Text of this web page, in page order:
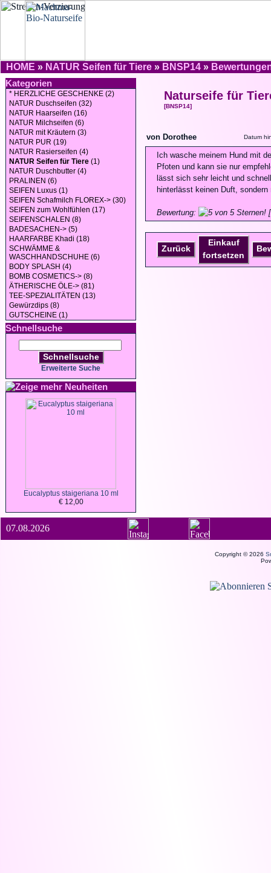
HOME » NATUR Seifen für Tiere » BNSP14 »
Kategorien
* HERZLICHE GESCHENKE (2)
NATUR Duschseifen (32)
NATUR Haarseifen (16)
NATUR Milchseifen (6)
NATUR mit Kräutern (3)
NATUR PUR (19)
NATUR Rasierseifen (4)
NATUR Seifen für Tiere (1)
NATUR Duschbutter (4)
PRALINEN (6)
SEIFEN Luxus (1)
SEIFEN Schafmilch FLOREX-> (30)
SEIFEN zum Wohlfühlen (17)
SEIFENSCHALEN (8)
BADESACHEN-> (5)
HAARFARBE Khadi (18)
SCHWÄMME &
WASCHHANDSCHUHE (6)
BODY SPLASH (4)
BOMB COSMETICS-> (8)
ÄTHERISCHE ÖLE-> (81)
TEE-SPEZIALITÄTEN (13)
Gewürzdips (8)
GUTSCHEINE (1)
Schnellsuche
Schnellsuche
Erweiterte Suche
Neuheiten
Eucalyptus staigeriana 10 ml
€ 12,00
Naturseife für
[BNSP14]
von Dorothee Datum
Ich wasche meinem Hund mit
Pfoten und kann sie nur
lässt sich sehr leicht und
hinterlässt keinen Duft,
Bewertung:
Zurück
Einkauf
fortsetzen
07.08.2026
Copyright © 2026